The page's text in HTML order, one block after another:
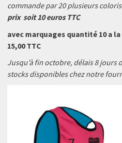
commande par 20 plusieurs
prix soit 10 euros TTC
avec marquages quantité 10 a la
15,00 TTC
Jusqu’à fin octobre, délais 8 jours
stocks disponibles chez notre